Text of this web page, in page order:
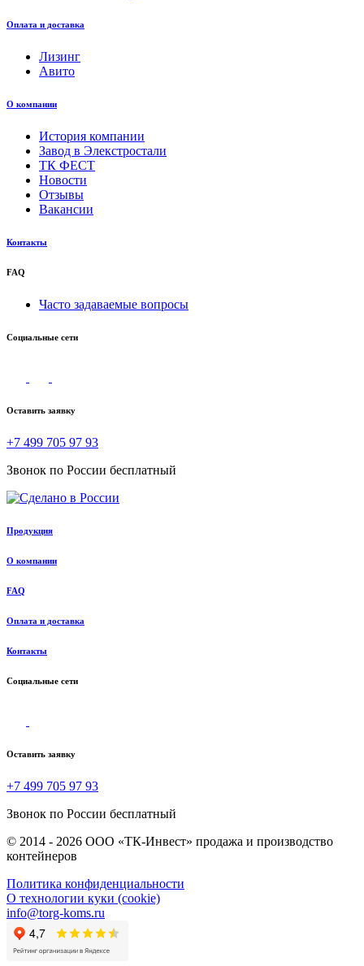
Оплата и доставка
Лизинг
Авито
О компании
История компании
Завод в Элекстростали
ТК ФЕСТ
Новости
Отзывы
Вакансии
Контакты
FAQ
Часто задаваемые вопросы
Социальные сети
Оставить заявку
+7 499 705 97 93
Звонок по России бесплатный
Продукция
О компании
FAQ
Оплата и доставка
Контакты
Социальные сети
Оставить заявку
+7 499 705 97 93
Звонок по России бесплатный
© 2014 - 2026 ООО «ТК-Инвест» продажа и производство
контейнеров
Политика конфиденциальности
О технологии куки (cookie)
info@torg-koms.ru